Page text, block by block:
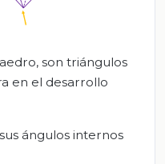
son triángulos
en el desarrollo
ángulos internos